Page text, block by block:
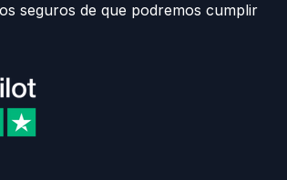
seguros de que podremos cumplir